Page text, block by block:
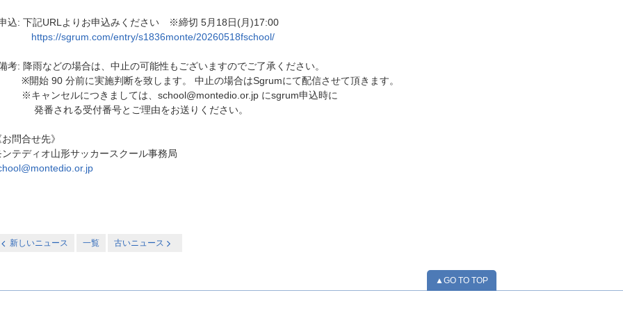
込: 下記URLよりお申込みください ※締切 5月18日(月)17:00
https://sgrum.com/entry/s1836monte/20260518fschool/
考: 降雨などの場合は、中止の可能性もございますのでご了承ください。
開始 90 分前に実施判断を致します。 中止の場合はSgrumにて配信させて頂きます。
キャンセルにつきましては、school@montedio.or.jp にsgrum申込時に
番される受付番号とご理由をお送りください。
お問合せ先》
ンテディオ山形サッカースクール事務局
新しいニュース 一覧 古いニュース
▲GO TO TOP